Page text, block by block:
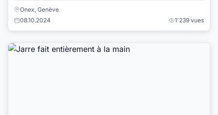
Onex, Genève
08.10.2024
1'239 vues